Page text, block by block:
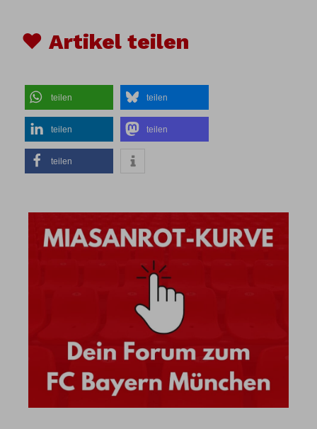
♥ Artikel teilen
teilen teilen
teilen teilen
teilen